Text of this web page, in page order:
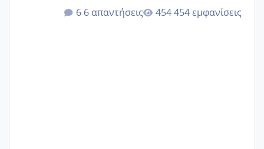
@Elk @Melikara86 @Παρασκευαιδου
@Zenia z @melitiniღ @Christi.D.
6 απαντήσεις 454 εμφανίσεις